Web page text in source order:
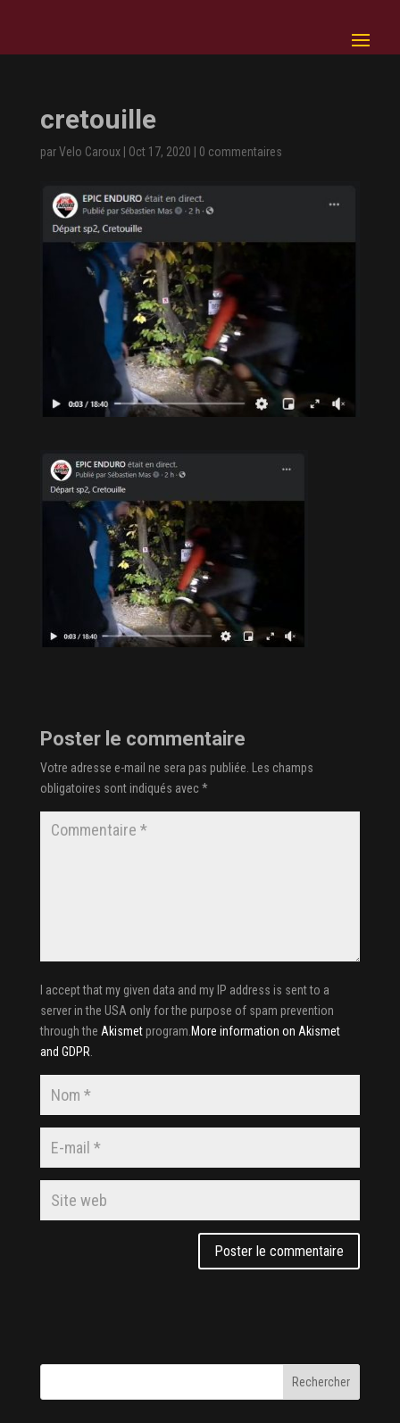
cretouille
parVelo Caroux| Oct 17, 2020 0 commentaires
Poster le commentaire
Votre adresse e-mail ne sera pas publiée. Les champs
obligatoires sont indiqués avec*
I accept that my given data and my IP address is sent to a
server in the USA only for the purpose of spam prevention
through the Akismetprogram.More information on Akismet
and GDPR.